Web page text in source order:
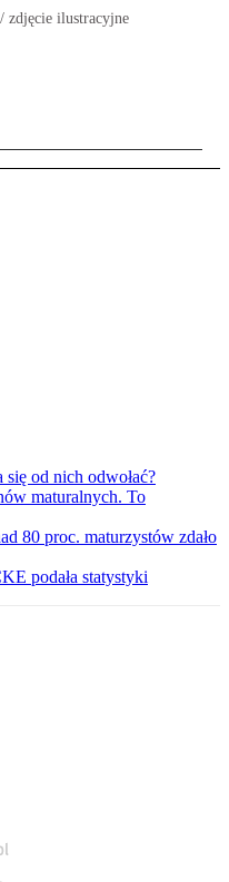
zdjęcie ilustracyjne
od nich odwołać?
maturalnych. To
80 proc. maturzystów zdało
podała statystyki